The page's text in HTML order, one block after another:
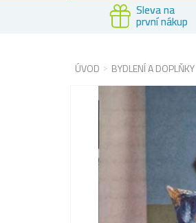
Sleva na
první nákup
ÚVOD BYDLENÍ A DOPLŇKY